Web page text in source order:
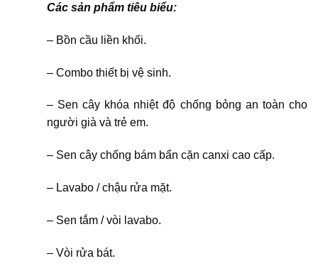
Các sản phẩm tiêu biểu:
– Bồn cầu liền khối.
– Combo thiết bị vệ sinh.
– Sen cây khóa nhiệt độ chống bỏng an toàn cho
người già và trẻ em.
– Sen cây chống bám bẩn cặn canxi cao cấp.
– Lavabo / chậu rửa mặt.
– Sen tắm / vòi lavabo.
– Vòi rửa bát.